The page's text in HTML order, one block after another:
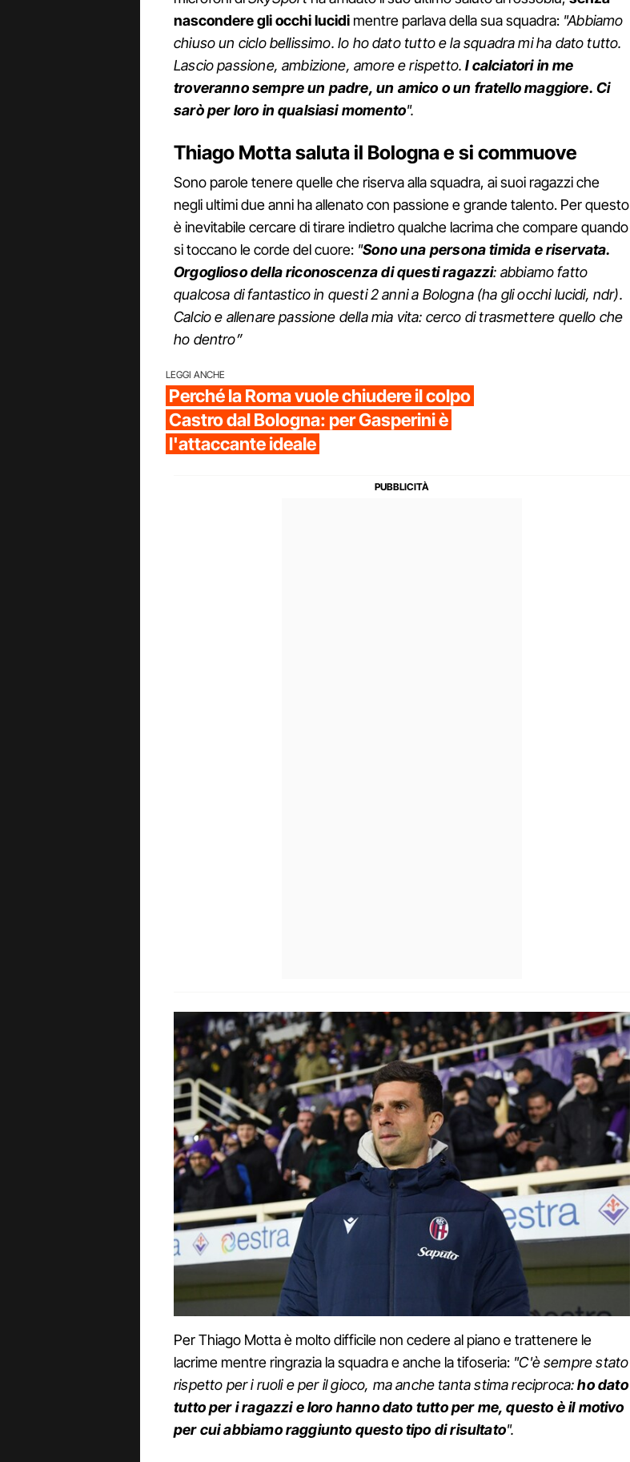
nascondere gli occhi lucidi mentre parlava della sua squadra: "Abbiamo
chiuso un ciclo bellissimo. Io ho dato tutto e la squadra mi ha dato tutto.
Lascio passione, ambizione, amore e rispetto. I calciatori in me
troveranno sempre un padre, un amico o un fratello maggiore. Ci
sarò per loro in qualsiasi momento".
Thiago Motta saluta il Bologna e si commuove
Sono parole tenere quelle che riserva alla squadra, ai suoi ragazzi che
negli ultimi due anni ha allenato con passione e grande talento. Per questo
è inevitabile cercare di tirare indietro qualche lacrima che compare quando
si toccano le corde del cuore: "Sono una persona timida e riservata.
Orgoglioso della riconoscenza di questi ragazzi: abbiamo fatto
qualcosa di fantastico in questi 2 anni a Bologna (ha gli occhi lucidi, ndr).
Calcio e allenare passione della mia vita: cerco di trasmettere quello che
ho dentro”
LEGGI ANCHE
Perché la Roma vuole chiudere il colpo
Castro dal Bologna: per Gasperini è
l'attaccante ideale
Per Thiago Motta è molto difficile non cedere al piano e trattenere le
lacrime mentre ringrazia la squadra e anche la tifoseria: "C'è sempre stato
rispetto per i ruoli e per il gioco, ma anche tanta stima reciproca:ho dato
tutto per i ragazzi e loro hanno dato tutto per me, questo è il motivo
per cui abbiamo raggiunto questo tipo di risultato".